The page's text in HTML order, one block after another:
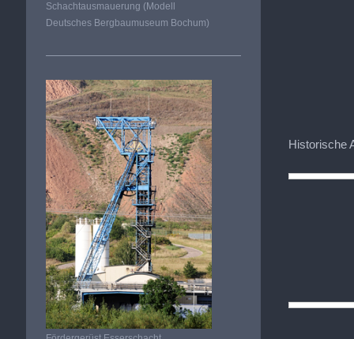
Historische
Schachtausmauerung (Modell
Deutsches Bergbaumuseum Bochum)